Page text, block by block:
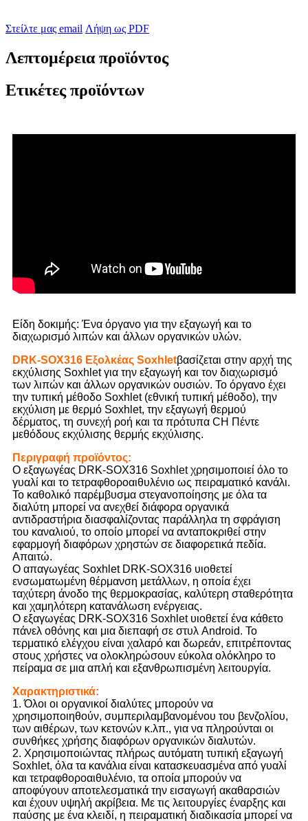
Στείλτε μας email Λήψη ως PDF
Λεπτομέρεια προϊόντος
Ετικέτες προϊόντων
Είδη δοκιμής: Ένα όργανο για την εξαγωγή και το
διαχωρισμό λιπών και άλλων οργανικών υλών.
DRK-SOX316 Εξολκέας Soxhletβασίζεται στην αρχή της
εκχύλισης Soxhlet για την εξαγωγή και τον διαχωρισμό
των λιπών και άλλων οργανικών ουσιών. Το όργανο έχει
την τυπική μέθοδο Soxhlet (εθνική τυπική μέθοδο), την
εκχύλιση με θερμό Soxhlet, την εξαγωγή θερμού
δέρματος, τη συνεχή ροή και τα πρότυπα CH Πέντε
μεθόδους εκχύλισης θερμής εκχύλισης.
Περιγραφή προϊόντος:
Ο εξαγωγέας DRK-SOX316 Soxhlet χρησιμοποιεί όλο το
γυαλί και το τετραφθοροαιθυλένιο ως πειραματικό κανάλι.
Το καθολικό παρέμβυσμα στεγανοποίησης με όλα τα
διαλύτη μπορεί να ανεχθεί διάφορα οργανικά
αντιδραστήρια διασφαλίζοντας παράλληλα τη σφράγιση
του καναλιού, το οποίο μπορεί να ανταποκριθεί στην
εφαρμογή διαφόρων χρηστών σε διαφορετικά πεδία.
Απαιτώ.
Ο απαγωγέας Soxhlet DRK-SOX316 υιοθετεί
ενσωματωμένη θέρμανση μετάλλων, η οποία έχει
ταχύτερη άνοδο της θερμοκρασίας, καλύτερη σταθερότητα
και χαμηλότερη κατανάλωση ενέργειας.
Ο εξαγωγέας DRK-SOX316 Soxhlet υιοθετεί ένα κάθετο
πάνελ οθόνης και μια διεπαφή σε στυλ Android. Το
τερματικό ελέγχου είναι χαλαρό και δωρεάν, επιτρέποντας
στους χρήστες να ολοκληρώσουν εύκολα ολόκληρο το
πείραμα σε μια απλή και εξανθρωπισμένη λειτουργία.
Χαρακτηριστικά:
1. Όλοι οι οργανικοί διαλύτες μπορούν να
χρησιμοποιηθούν, συμπεριλαμβανομένου του βενζολίου,
των αιθέρων, των κετονών κ.λπ., για να πληρούνται οι
συνθήκες χρήσης διαφόρων οργανικών διαλυτών.
2. Χρησιμοποιώντας πλήρως αυτόματη τυπική εξαγωγή
Soxhlet, όλα τα κανάλια είναι κατασκευασμένα από γυαλί
και τετραφθοροαιθυλένιο, τα οποία μπορούν να
αποφύγουν αποτελεσματικά την εισαγωγή ακαθαρσιών
και έχουν υψηλή ακρίβεια. Με τις λειτουργίες έναρξης και
παύσης με ένα κλειδί, η πειραματική διαδικασία μπορεί να